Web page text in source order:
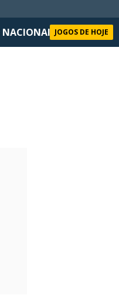
NACIONAIS SELEÇÃO
JOGOS DE HOJE